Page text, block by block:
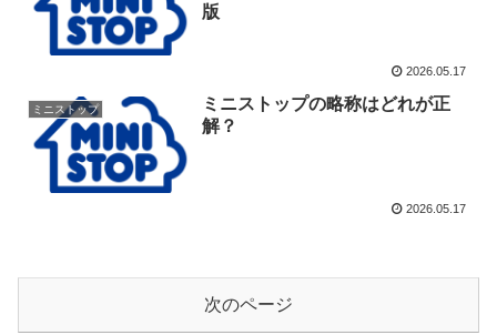
版
2026.05.17
ミニストップ
ミニストップの略称はどれが正
解？
2026.05.17
次のページ